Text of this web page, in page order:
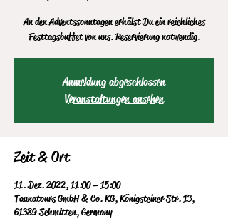
An den Adventssonntagen erhälst Du ein reichliches
Festtagsbuffet von uns. Reservierung notwendig.
Anmeldung abgeschlossen
Veranstaltungen ansehen
Zeit & Ort
11. Dez. 2022, 11:00 – 15:00
Taunatours GmbH & Co. KG, Königsteiner Str. 13,
61389 Schmitten, Germany